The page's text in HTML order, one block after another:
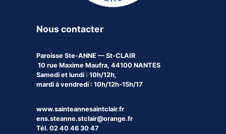
Nous contacter
Paroisse Ste-ANNE — St-CLAIR
10 rue Maxime Maufra, 44100 NANTES
Samedi et lundi : 10h/12h,
mardi à vendredi : 10h/12h-15h/17
www.sainteannesaintclair.fr
ens.steanne.stclair@orange.fr
Tél. 02 40 46 30 47